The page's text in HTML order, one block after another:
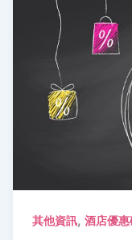
其他資訊, 酒店優惠